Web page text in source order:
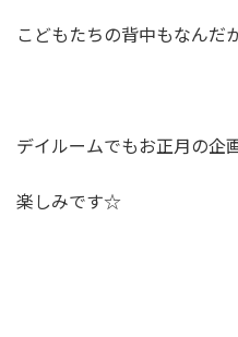
こどもたちの背中もなん
デイルームでもお正月の企
楽しみです☆